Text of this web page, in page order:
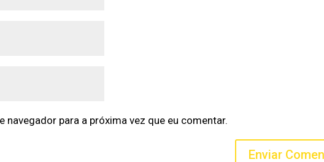
navegador para a próxima vez que eu comentar.